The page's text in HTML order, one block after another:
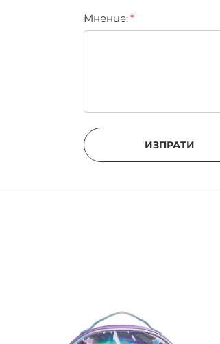
Мнение:
ИЗПРАТИ